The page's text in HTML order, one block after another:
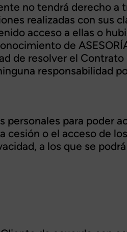
no tendrá derecho a
realizadas con sus
acceso a ellas o
de
de resolver el
responsabilidad
para poder
cesión o el acceso de
a los que se